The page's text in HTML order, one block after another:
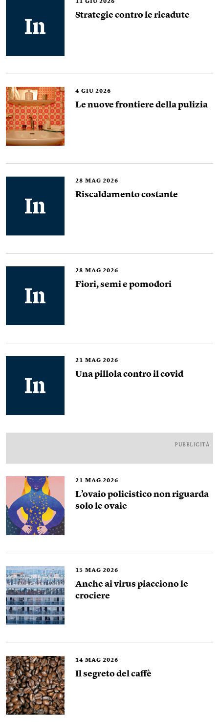
11 GIU 2026
Strategie contro le ricadute
4 GIU 2026
Le nuove frontiere della pulizia
28 MAG 2026
Riscaldamento costante
28 MAG 2026
Fiori, semi e pomodori
21 MAG 2026
Una pillola contro il covid
PUBBLICITÀ
21 MAG 2026
L’ovaio policistico non riguarda
solo le ovaie
15 MAG 2026
Anche ai virus piacciono le
crociere
14 MAG 2026
Il segreto del caffè